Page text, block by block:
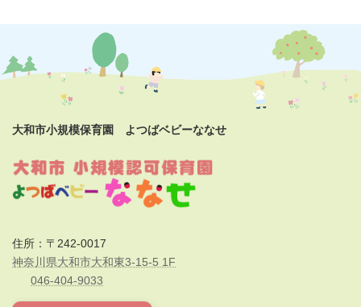
大和市小規模保育園 よつばベビーななせ
住所：〒242-0017
神奈川県大和市大和東3-15-5 1F
046-404-9033